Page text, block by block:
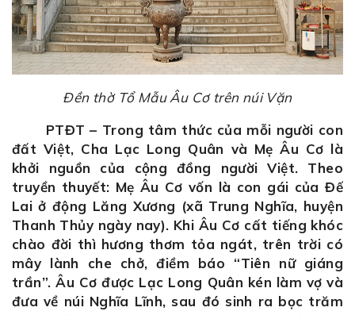
Đền thờ Tổ Mẫu Âu Cơ trên núi Vặn
PTĐT – Trong tâm thức của mỗi người con
đất Việt, Cha Lạc Long Quân và Mẹ Âu Cơ là
khởi nguồn của cộng đồng người Việt. Theo
truyền thuyết: Mẹ Âu Cơ vốn là con gái của Đế
Lai ở động Lăng Xương (xã Trung Nghĩa, huyện
Thanh Thủy ngày nay). Khi Âu Cơ cất tiếng khóc
chào đời thì hương thơm tỏa ngát, trên trời có
mây lành che chở, điềm báo “Tiên nữ giáng
trần”. Âu Cơ được Lạc Long Quân kén làm vợ và
đưa về núi Nghĩa Lĩnh, sau đó sinh ra bọc trăm